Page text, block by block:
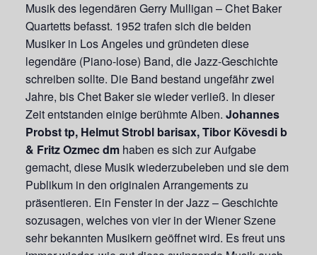
Musik des legendären Gerry Mulligan – Chet Baker
Quartetts befasst. 1952 trafen sich die beiden
Musiker in Los Angeles und gründeten diese
legendäre (Piano-lose) Band, die Jazz-Geschichte
schreiben sollte. Die Band bestand ungefähr zwei
Jahre, bis Chet Baker sie wieder verließ. In dieser
Zeit entstanden einige berühmte Alben. Johannes
Probst tp, Helmut Strobl barisax, Tibor Kövesdi b
& Fritz Ozmec dm haben es sich zur Aufgabe
gemacht, diese Musik wiederzubeleben und sie dem
Publikum in den originalen Arrangements zu
präsentieren. Ein Fenster in der Jazz – Geschichte
sozusagen, welches von vier in der Wiener Szene
sehr bekannten Musikern geöffnet wird. Es freut uns